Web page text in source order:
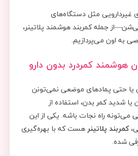
غیردارویی مثل دستگاه‌های
جمله کمربند هوشمند پلاتینر،
به اون می‌پردازیم.
هوشمند کمردرد بدون دارو
یا حتی پمادهای موضعی نمی‌تونن
شدید کمر بدن، استفاده از
می‌تونه راه نجات باشه. یکی از این
کمربند پلاتینرهست که با بهره‌گیری